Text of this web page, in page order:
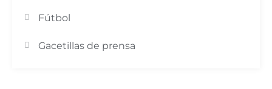
Fútbol
Gacetillas de prensa